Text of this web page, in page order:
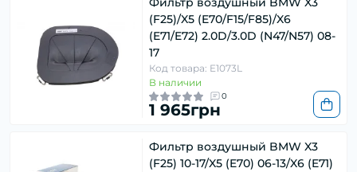
(F25)/X5 (E70/F15/F85)/X6
(E71/E72) 2.0D/3.0D (N47/N57) 08-
17
Код товара: E1073L
В наличии
0
1 965грн
Фильтр воздушный BMW X3
(F25) 10-17/X5 (E70) 06-13/X6 (E71)